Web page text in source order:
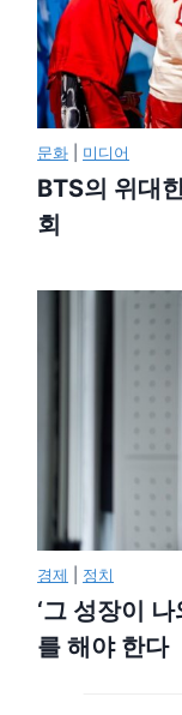
문화 미디어
BTS의 위대
회
경제 정치
‘그 성장이
를 해야 한다